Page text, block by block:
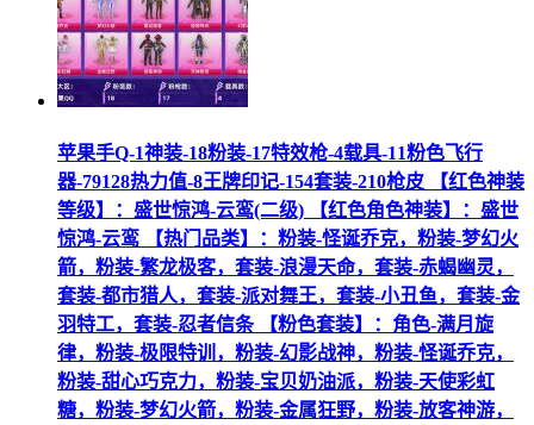
苹果手Q-1神装-18粉装-17特效枪-4载具-11粉色飞行
器-79128热力值-8王牌印记-154套装-210枪皮 【红色神装
等级】：盛世惊鸿-云鸾(二级) 【红色角色神装】：盛世
惊鸿-云鸾 【热门品类】：粉装-怪诞乔克，粉装-梦幻火
箭，粉装-繁龙极客，套装-浪漫天命，套装-赤蝎幽灵，
套装-都市猎人，套装-派对舞王，套装-小丑鱼，套装-金
羽特工，套装-忍者信条 【粉色套装】：角色-满月旋
律，粉装-极限特训，粉装-幻影战神，粉装-怪诞乔克，
粉装-甜心巧克力，粉装-宝贝奶油派，粉装-天使彩虹
糖，粉装-梦幻火箭，粉装-金属狂野，粉装-放客神游，